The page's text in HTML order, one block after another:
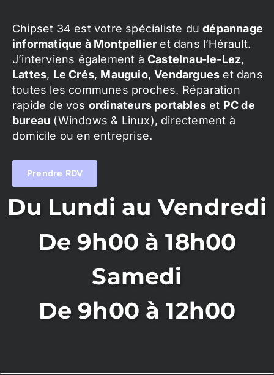
Chipset 34 est votre spécialiste dudépannage
informatique à Montpellier et dans l’Hérault.
J’interviens également à Castelnau-le-Lez,
Lattes, Le Crés, Mauguio,Vendargues et dans
toutes les communes proches. Réparation
rapide de vos ordinateurs portables et PC de
bureau (Windows & Linux), directement à
domicile ou en entreprise.
Prendre RDV
Du Lundi au Vendredi
De 9h00 à 18h00
Samedi
De 9h00 à 12h00